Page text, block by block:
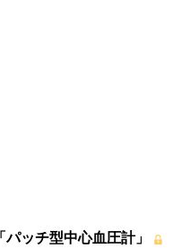
ッチ型中心血圧計」